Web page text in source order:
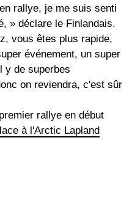
rallye, je me suis senti
» déclare le Finlandais.
vous êtes plus rapide,
événement, un super
y de superbes
on reviendra, c'est sûr
rallye en début
à l'Arctic Lapland